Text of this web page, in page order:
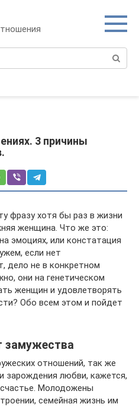
3 причины
фразу хотя бы раз в жизни
женщина. Что же это:
эмоциях, или констатация
если нет
дело не в конкретном
они на генетическом
женщин и удовлетворять
Обо всем этом и пойдет
замужества
отношений, так же
зарождения любви, кажется,
Молодожены
семейная жизнь им